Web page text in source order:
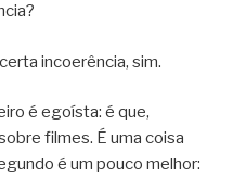
incoerência, sim.
é egoísta: é que,
filmes. É uma coisa
é um pouco melhor: